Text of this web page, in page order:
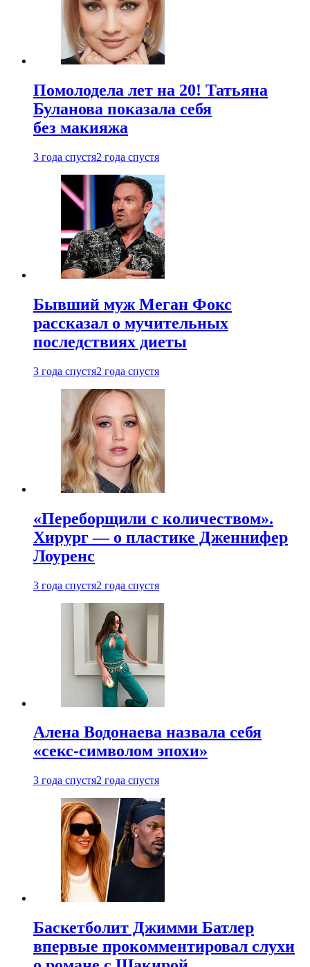
Помолодела лет на 20! Татьяна
Буланова показала себя
без макияжа
3 года спустя2 года спустя
Бывший муж Меган Фокс
рассказал о мучительных
последствиях диеты
3 года спустя2 года спустя
«Переборщили с количеством».
Хирург — о пластике Дженнифер
Лоуренс
3 года спустя2 года спустя
Алена Водонаева назвала себя
«секс-символом эпохи»
3 года спустя2 года спустя
Баскетболит Джимми Батлер
впервые прокомментировал слухи